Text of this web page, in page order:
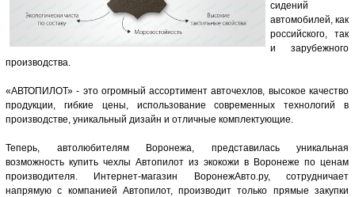
сидений
автомобилей, как
российского, так
и зарубежного
производства.
«АВТОПИЛОТ» - это огромный ассортимент авточехлов, высокое качество
продукции, гибкие цены, использование современных технологий в
производстве, уникальный дизайн и отличные комплектующие.
Теперь, автолюбителям Воронежа, представилась уникальная
возможность купить чехлы Автопилот из экокожи в Воронеже по ценам
производителя. Интернет-магазин ВоронежАвто.ру, сотрудничает
напрямую с компанией Автопилот, производит только прямые закупки